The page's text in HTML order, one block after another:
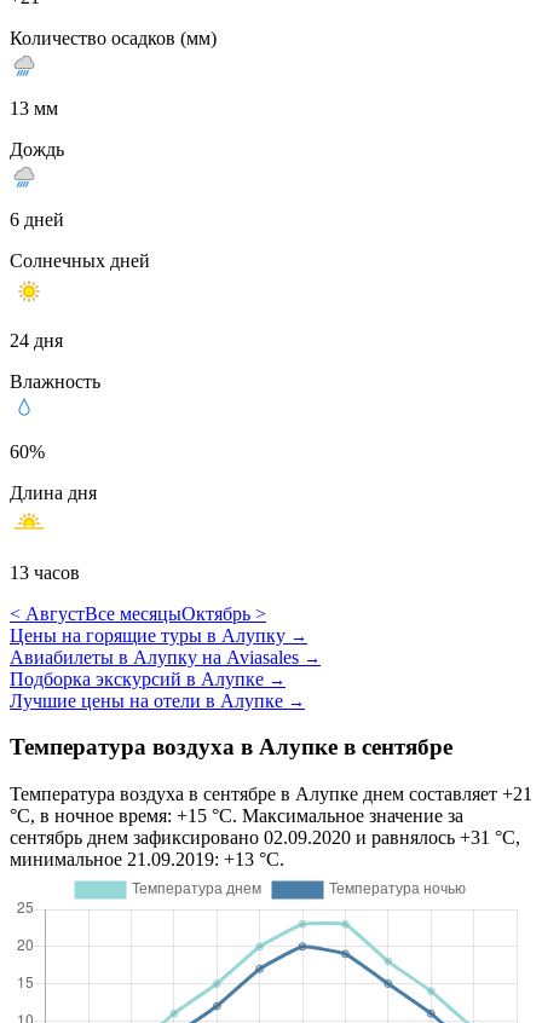
Количество осадков (мм)
13 мм
Дождь
6 дней
Солнечных дней
24 дня
Влажность
60%
Длина дня
13 часов
< АвгустВсе месяцыОктябрь >
Цены на горящие туры в Алупку →
Авиабилеты в Алупку на Aviasales →
Подборка экскурсий в Алупке →
Лучшие цены на отели в Алупке →
Температура воздуха в Алупке в сентябре
Температура воздуха в сентябре в Алупке днем составляет +21
°C, в ночное время: +15 °C. Максимальное значение за
сентябрь днем зафиксировано 02.09.2020 и равнялось +31 °C,
минимальное 21.09.2019: +13 °C.